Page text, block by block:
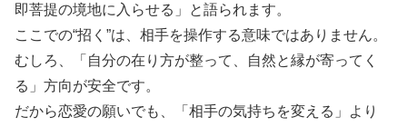
即菩提の境地に入らせる」と語られます。
ここでの“招く”は、相手を操作する意味ではありません。
むしろ、「自分の在り方が整って、自然と縁が寄ってく
る」方向が安全です。
だから恋愛の願いでも、「相手の気持ちを変える」より